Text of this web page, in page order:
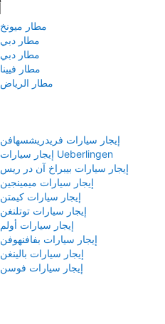
مطار ميونخ
مطار دبي
مطار دبي
مطار فيينا
مطار الرياض
إيجار سيارات فريدريشسهافن
إيجار سيارات Ueberlingen
إيجار سيارات بيبراخ آن در ريس
إيجار سيارات ميمينجين
إيجار سيارات كيمتن
إيجار سيارات توتلنغن
إيجار سيارات أولم
إيجار سيارات بفافنهوفن
إيجار سيارات بالينغن
إيجار سيارات فوسن